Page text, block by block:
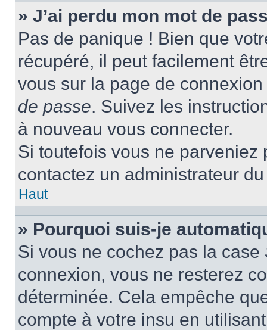
» J’ai perdu mon mot de
Pas de panique ! Bien que
récupéré, il peut facilement
vous sur la page de
de passe. Suivez les
à nouveau vous connecter.
Si toutefois vous ne
contactez un administrateur
Haut
» Pourquoi suis-je
Si vous ne cochez pas la case
connexion, vous ne resterez
déterminée. Cela empêche
compte à votre insu en